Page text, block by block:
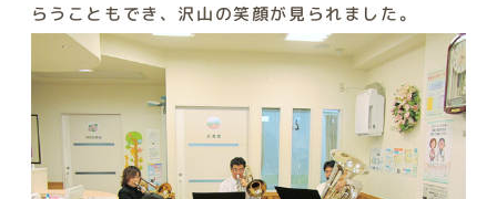
らうこともでき、沢山の笑顔が見られました。